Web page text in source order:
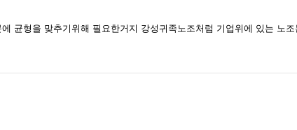
균형을 맞추기위해 필요한거지 강성귀족노조처럼 기업위에 있는 노